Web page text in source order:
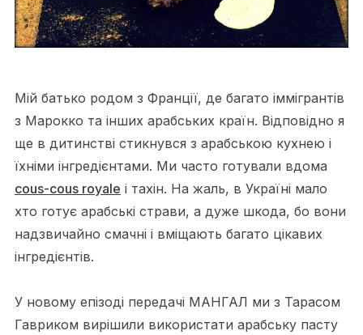
Мій батько родом з Франції, де багато іммігрантів
з Марокко та інших арабських країн. Відповідно я
ще в дитинстві стикнувся з арабською кухнею і
їхніми інгредієнтами. Ми часто готували вдома
cous-cous royale і тахін. На жаль, в Україні мало
хто готує арабські страви, а дуже шкода, бо вони
надзвичайно смачні і вміщають багато цікавих
інгредієнтів.
У новому епізоді передачі МАНГАЛ ми з Тарасом
Гавриком вирішили використати арабську пасту